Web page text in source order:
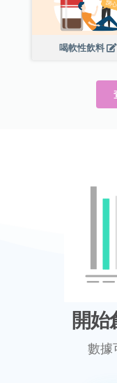
喝軟性飲料
開始
數據